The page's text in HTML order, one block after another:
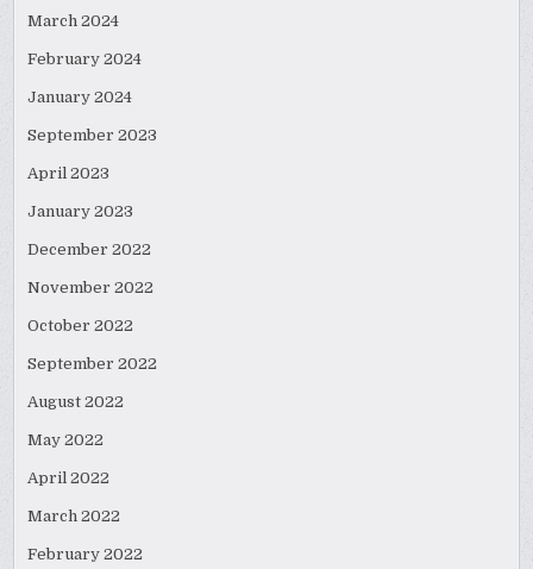
March 2024
February 2024
January 2024
September 2023
April 2023
January 2023
December 2022
November 2022
October 2022
September 2022
August 2022
May 2022
April 2022
March 2022
February 2022